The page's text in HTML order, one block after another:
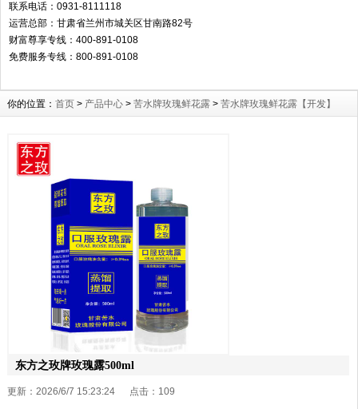
联系电话：0931-8111118
运营总部：甘肃省兰州市城关区甘南路82号
财富尊享专线：400-891-0108
免费服务专线：800-891-0108
你的位置： 首页 > 产品中心 > 苦水牌玫瑰鲜花露 > 苦水牌玫瑰鲜花露【开发】
东方之玫牌玫瑰露500ml
更新：2026/6/7 15:23:24 点击： 109